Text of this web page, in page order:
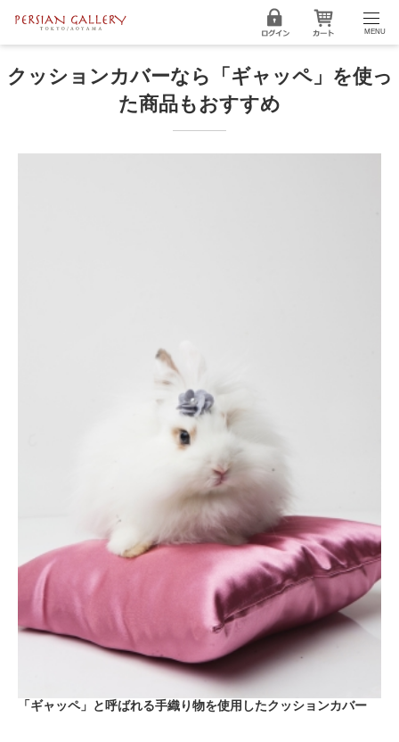
MENU
クッションカバーなら「ギャッペ」を使っ
た商品もおすすめ
「ギャッペ」と呼ばれる手織り物を使用したクッションカバー